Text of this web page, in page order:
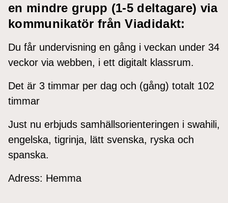
en mindre grupp (1-5 deltagare) via
kommunikatör från Viadidakt:
Du får undervisning en gång i veckan under 34
veckor via webben, i ett digitalt klassrum.
Det är 3 timmar per dag och (gång) totalt 102
timmar
Just nu erbjuds samhällsorienteringen i swahili,
engelska, tigrinja, lätt svenska, ryska och
spanska.
Adress: Hemma